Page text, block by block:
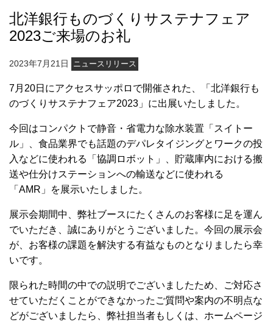
北洋銀行ものづくりサステナフェア
2023ご来場のお礼
2023年7月21日 ニュースリリース
7月20日にアクセスサッポロで開催された、「北洋銀行も
のづくりサステナフェア2023」に出展いたしました。
今回はコンパクトで静音・省電力な除水装置「スイトー
ル」、食品業界でも話題のデパレタイジングとワークの投
入などに使われる「協調ロボット」、貯蔵庫内における搬
送や仕分けステーションへの輸送などに使われる
「AMR」を展示いたしました。
展示会期間中、弊社ブースにたくさんのお客様に足を運ん
でいただき、誠にありがとうございました。今回の展示会
が、お客様の課題を解決する有益なものとなりましたら幸
いです。
限られた時間の中での説明でございましたため、ご対応さ
せていただくことができなかったご質問や案内の不明点な
どがございましたら、弊社担当者もしくは、ホームページ